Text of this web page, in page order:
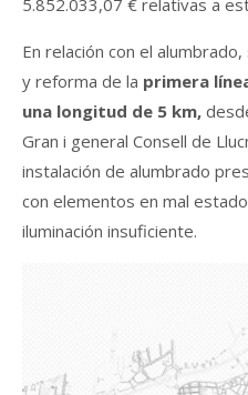
En relación con el
y reforma de la primera
una longitud de 5 km,
Gran i general Consell de
instalación de alumbrado
con elementos en mal
iluminación insuficiente.